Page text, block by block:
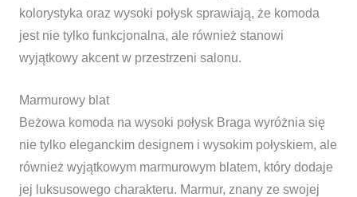
kolorystyka oraz wysoki połysk sprawiają, że komoda
jest nie tylko funkcjonalna, ale również stanowi
wyjątkowy akcent w przestrzeni salonu.
Marmurowy blat
Beżowa komoda na wysoki połysk Braga wyróżnia się
nie tylko eleganckim designem i wysokim połyskiem, ale
również wyjątkowym marmurowym blatem, który dodaje
jej luksusowego charakteru. Marmur, znany ze swojej